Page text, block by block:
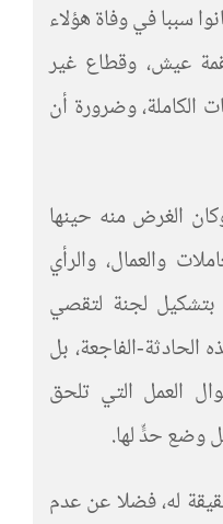
سببا في وفاة هؤلاء
عيش، وقطاع غير
الكاملة، وضرورة أن
الغرض منه حينها
والعمال، والرأي
بتشكيل لجنة لتقصي
الفاجعة، بل
العمل التي تلحق
وضع حدٍّ لها.
له، فضلا عن عدم